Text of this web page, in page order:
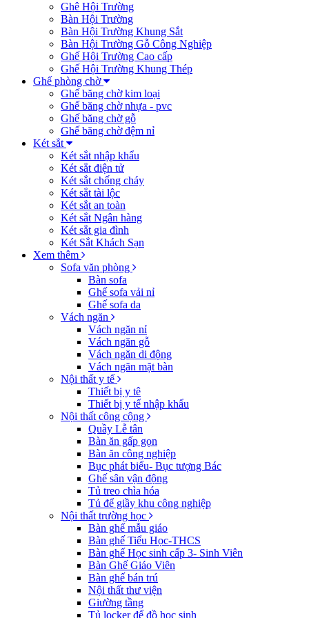
Ghê Hội Trường
Bàn Hội Trường
Bàn Hội Trường Khung Sắt
Bàn Hội Trường Gỗ Công Nghiệp
Ghế Hội Trường Cao cấp
Ghế Hội Trường Khung Thép
Ghế phòng chờ
Ghế băng chờ kim loại
Ghế băng chờ nhựa - pvc
Ghế băng chờ gỗ
Ghế băng chờ đệm nỉ
Két sẳt
Két sắt nhập khẩu
Két sắt điện tử
Két sắt chống cháy
Két sắt tài lộc
Két sắt an toàn
Két sắt Ngân hàng
Két sắt gia đình
Két Sắt Khách Sạn
Xem thêm
Sofa văn phòng
Bàn sofa
Ghế sofa vải nỉ
Ghế sofa da
Vách ngăn
Vách ngăn nỉ
Vách ngăn gỗ
Vách ngăn di động
Vách ngăn mặt bàn
Nội thất y tế
Thiết bị y tê
Thiết bị y tế nhập khẩu
Nội thất công cộng
Quầy Lễ tân
Bàn ăn gấp gọn
Bàn ăn công nghiệp
Bục phát biểu- Bục tượng Bác
Ghế sân vận động
Tủ treo chìa hóa
Tủ để giầy khu công nghiệp
Nội thất trường học
Bàn ghế mẫu giáo
Bàn ghế Tiểu Học-THCS
Bàn ghế Học sinh cấp 3- Sinh Viên
Bàn Ghế Giáo Viên
Bàn ghế bán trú
Nội thất thư viện
Giường tầng
Tủ locker để đồ học sinh